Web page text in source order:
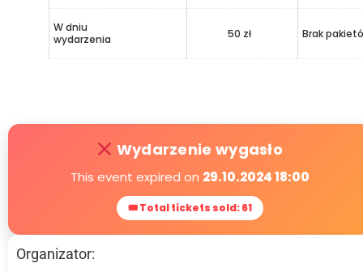
W dniu
wydarzenia
50 zł Brak
Wydarzenie wygasło
This event expired on 29.10.2024 18:00
🎟 Total tickets sold: 61
Organizator: